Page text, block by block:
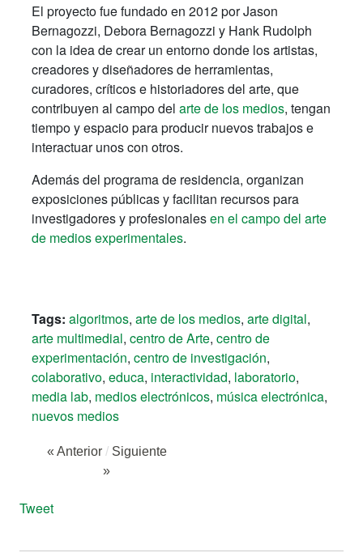
El proyecto fue fundado en 2012 por Jason
Bernagozzi, Debora Bernagozzi y Hank Rudolph
con la idea de crear un entorno donde los artistas,
creadores y diseñadores de herramientas,
curadores, críticos e historiadores del arte, que
contribuyen al campo del arte de los medios, tengan
tiempo y espacio para producir nuevos trabajos e
interactuar unos con otros.
Además del programa de residencia, organizan
exposiciones públicas y facilitan recursos para
investigadores y profesionalesen el campo del arte
de medios experimentales.
Tags: algoritmos, arte de los medios, arte digital,
arte multimedial, centro de Arte, centro de
experimentación, centro de investigación,
colaborativo, educa, interactividad, laboratorio,
media lab, medios electrónicos, música electrónica,
nuevos medios
« Anterior / Siguiente
»
Tweet